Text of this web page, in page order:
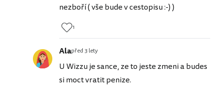
nezboří ( vše bude v cestopisu :-) )
1
Alapřed 3 lety
U Wizzu je sance, ze to jeste zmeni a budes
si moct vratit penize.